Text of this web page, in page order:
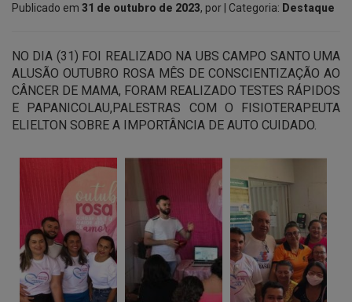
Publicado em 31 de outubro de 2023, por | Categoria: Destaque
NO DIA (31) FOI REALIZADO NA UBS CAMPO SANTO UMA
ALUSÃO OUTUBRO ROSA MÊS DE CONSCIENTIZAÇÃO AO
CÂNCER DE MAMA, FORAM REALIZADO TESTES RÁPIDOS
E PAPANICOLAU,PALESTRAS COM O FISIOTERAPEUTA
ELIELTON SOBRE A IMPORTÂNCIA DE AUTO CUIDADO.